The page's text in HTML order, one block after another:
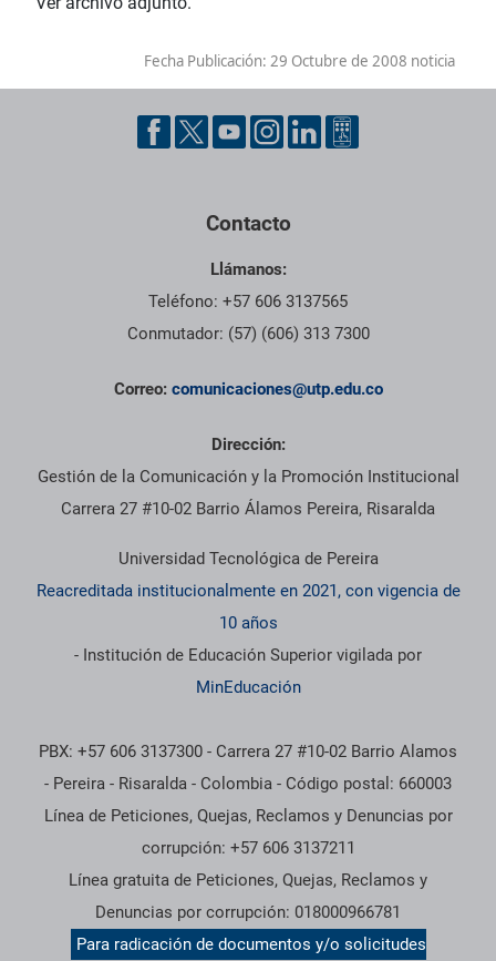
Fecha Publicación: 29 Octubre de 2008 noticia
Contacto
Llámanos:
Teléfono: +57 606 3137565
Conmutador: (57) (606) 313 7300
Correo: comunicaciones@utp.edu.co
Dirección:
Gestión de la Comunicación y la Promoción Institucional
Carrera 27 #10-02 Barrio Álamos Pereira, Risaralda
Universidad Tecnológica de Pereira
Reacreditada institucionalmente en 2021, con vigencia de
10 años
- Institución de Educación Superior vigilada por
MinEducación
PBX: +57 606 3137300 - Carrera 27 #10-02 Barrio Alamos
- Pereira - Risaralda - Colombia - Código postal: 660003
Línea de Peticiones, Quejas, Reclamos y Denuncias por
corrupción: +57 606 3137211
Línea gratuita de Peticiones, Quejas, Reclamos y
Denuncias por corrupción: 018000966781
Para radicación de documentos y/o solicitudes